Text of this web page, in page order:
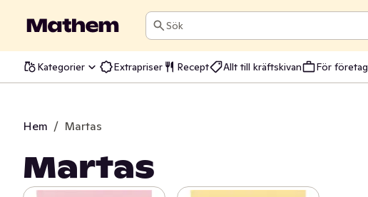
Sök
Kategorier Extrapriser Recept Allt till kräftskivan För företag
Hem / Martas
Martas